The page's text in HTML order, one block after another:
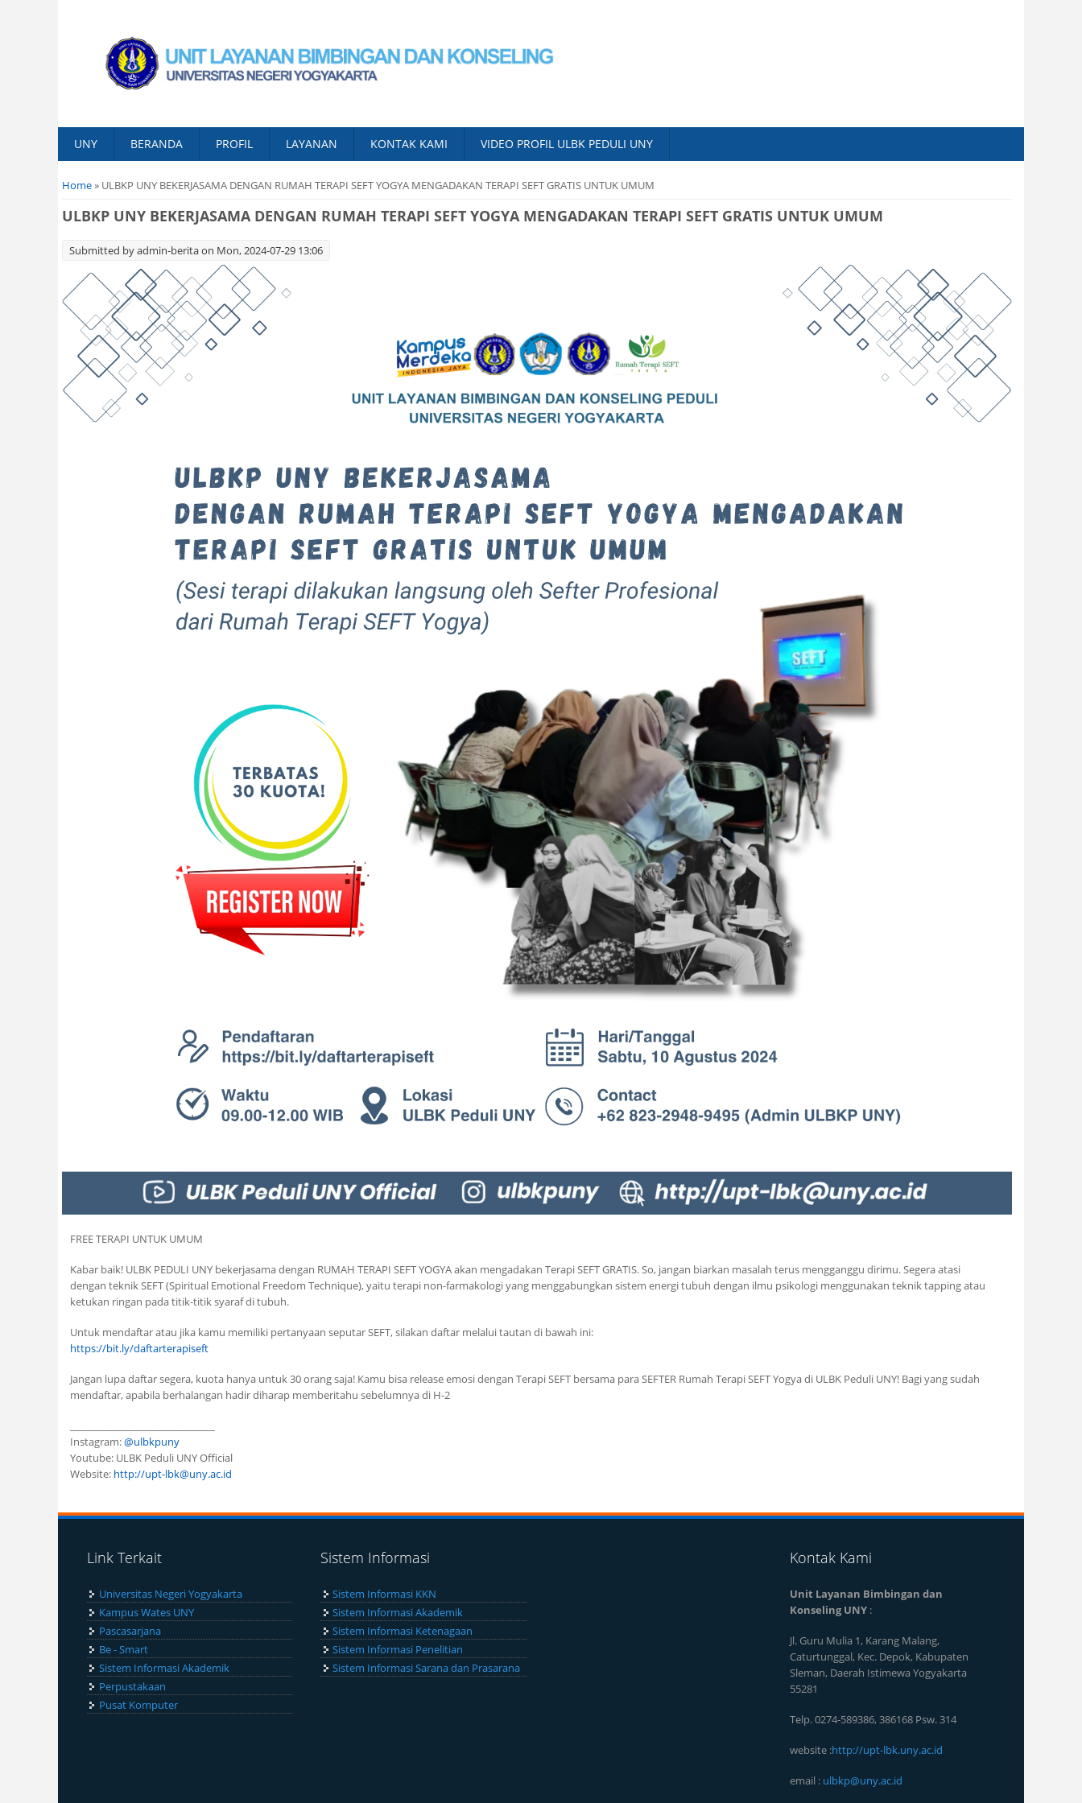
UNY BERANDA PROFIL LAYANAN KONTAK KAMI VIDEO PROFIL ULBK PEDULI UNY
You are here
Home» ULBKP UNY BEKERJASAMA DENGAN RUMAH TERAPI SEFT YOGYA MENGADAKAN TERAPI SEFT GRATIS UNTUK UMUM
ULBKP UNY BEKERJASAMA DENGAN RUMAH TERAPI SEFT YOGYA MENGADAKAN TERAPI SEFT GRATIS UNTUK UMUM
Submitted byadmin-beritaon Mon, 2024-07-29 13:06
FREE TERAPI UNTUK UMUM
Kabar baik! ULBK PEDULI UNY bekerjasama dengan RUMAH TERAPI SEFT YOGYA akan mengadakan Terapi SEFT GRATIS. So, jangan biarkan masalah terus mengganggu dirimu. Segera atasi
dengan teknik SEFT (Spiritual Emotional Freedom Technique), yaitu terapi non-farmakologi yang menggabungkan sistem energi tubuh dengan ilmu psikologi menggunakan teknik tapping atau
ketukan ringan pada titik-titik syaraf di tubuh.
Untuk mendaftar atau jika kamu memiliki pertanyaan seputar SEFT, silakan daftar melalui tautan di bawah ini:
https://bit.ly/daftarterapiseft
Jangan lupa daftar segera, kuota hanya untuk 30 orang saja! Kamu bisa release emosi dengan Terapi SEFT bersama para SEFTER Rumah Terapi SEFT Yogya di ULBK Peduli UNY! Bagi yang sudah
mendaftar, apabila berhalangan hadir diharap memberitahu sebelumnya di H-2
Instagram:@ulbkpuny
Youtube: ULBK Peduli UNY Official
Website: http://upt-lbk@uny.ac.id
Link Terkait
Universitas Negeri Yogyakarta
Kampus Wates UNY
Pascasarjana
Be - Smart
Sistem Informasi Akademik
Perpustakaan
Pusat Komputer
Sistem Informasi
Sistem Informasi KKN
Sistem Informasi Akademik
Sistem Informasi Ketenagaan
Sistem Informasi Penelitian
Sistem Informasi Sarana dan Prasarana
Kontak Kami
Unit Layanan Bimbingan dan
Konseling UNY :
Jl. Guru Mulia 1, Karang Malang,
Caturtunggal, Kec. Depok, Kabupaten
Sleman, Daerah Istimewa Yogyakarta
55281
Telp. 0274-589386, 386168 Psw. 314
website :http://upt-lbk.uny.ac.id
email : ulbkp@uny.ac.id